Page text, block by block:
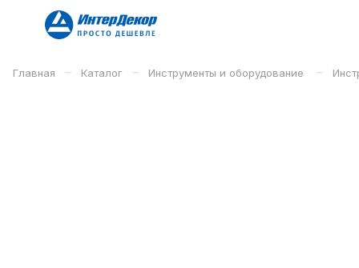
Главная – Каталог – Инструменты и оборудование –